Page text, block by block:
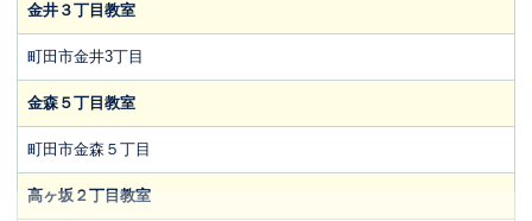
金井３丁目教室
町田市金井3丁目
金森５丁目教室
町田市金森５丁目
高ヶ坂２丁目教室